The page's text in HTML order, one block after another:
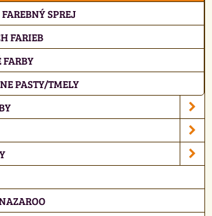
SPREJ
FARIEB
FARBY
PASTY/TMELY